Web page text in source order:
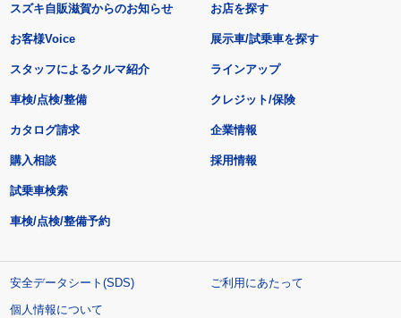
スズキ自販滋賀からのお知らせ
お客様Voice
スタッフによるクルマ紹介
お店を探す
展示車/試乗車を探す
ラインアップ
車検/点検/整備 クレジット/保険
カタログ請求
購入相談
試乗車検索
車検/点検/整備予約
企業情報
採用情報
安全データシート(SDS)
ご利用にあたって
個人情報について